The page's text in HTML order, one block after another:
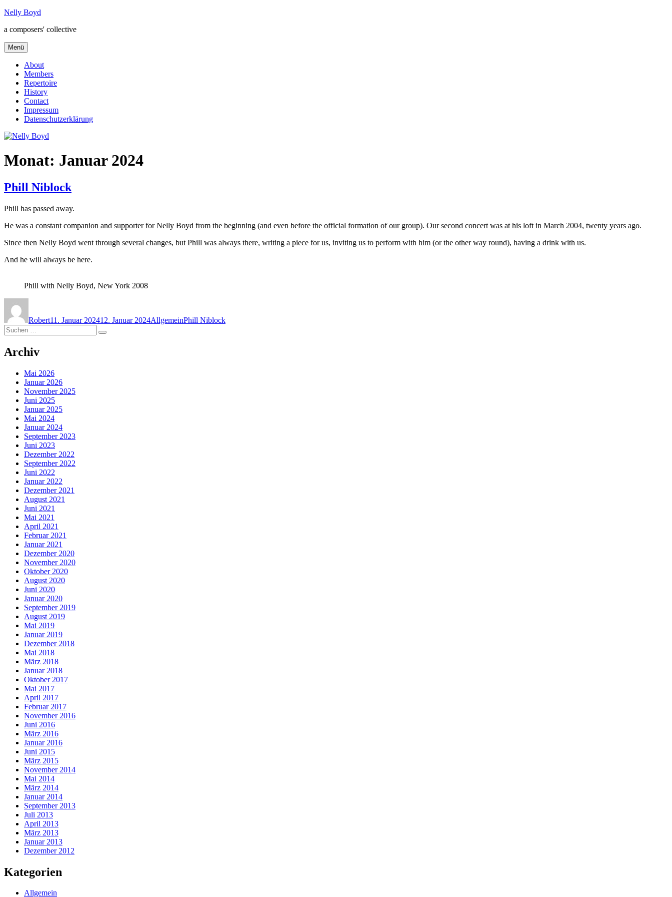
Zum
springen
Nelly Boyd
a composers' collective
Menü
About
Members
Repertoire
History
Contact
Impressum
Datenschutzerklärung
Monat: Januar 2024
Phill Niblock
Phill has passed away.
He was a constant companion and supporter for Nelly Boyd from the beginning (and even before the official formation of our group). Our second concert was at his loft in March 2004, twenty years ago.
Since then Nelly Boyd went through several changes, but Phill was always there, writing a piece for us, inviting us to perform with him (or the other way round), having a drink with us.
And he will always be here.
Phill with Nelly Boyd, New York 2008
Robert11. Januar 202412. Januar 2024AllgemeinPhill Niblock
Suchen
nach:
Suchen
Archiv
Mai 2026
Januar 2026
November 2025
Juni 2025
Januar 2025
Mai 2024
Januar 2024
September 2023
Juni 2023
Dezember 2022
September 2022
Juni 2022
Januar 2022
Dezember 2021
August 2021
Juni 2021
Mai 2021
April 2021
Februar 2021
Januar 2021
Dezember 2020
November 2020
Oktober 2020
August 2020
Juni 2020
Januar 2020
September 2019
August 2019
Mai 2019
Januar 2019
Dezember 2018
Mai 2018
März 2018
Januar 2018
Oktober 2017
Mai 2017
April 2017
Februar 2017
November 2016
Juni 2016
März 2016
Januar 2016
Juni 2015
März 2015
November 2014
Mai 2014
März 2014
Januar 2014
September 2013
Juli 2013
April 2013
März 2013
Januar 2013
Dezember 2012
Kategorien
Allgemein